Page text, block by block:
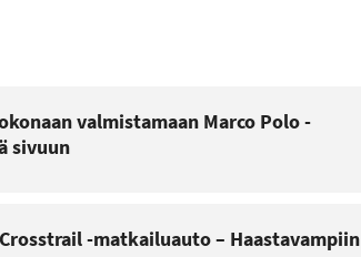
valmistamaan Marco Polo -
sivuun
-matkailuauto – Haastavampiin